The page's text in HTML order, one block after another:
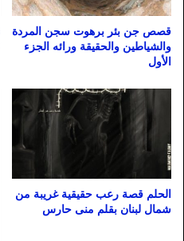
قصص جن بئر برهوت سجن المردة
والشياطين والحقيقة ورائه الجزء
الأول
الحلم قصة رعب حقيقية غريبة من
شمال لبنان بقلم منى حارس